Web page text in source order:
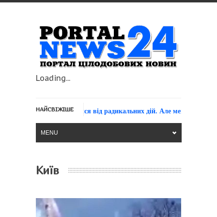
Loading...
НАЙСВІЖІШЕ
закликав утриматися від радикальних дій. Але мене не почули»
MENU
Київ